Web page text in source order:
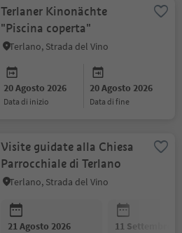
Terlaner Kinonächte
"Piscina coperta"
Terlano, Strada del Vino
20 Agosto 2026
data di inizio
20 Agosto 2026
data di fine
Visite guidate alla Chiesa
Parrocchiale di Terlano
Terlano, Strada del Vino
21 Agosto 2026 11 Settembre